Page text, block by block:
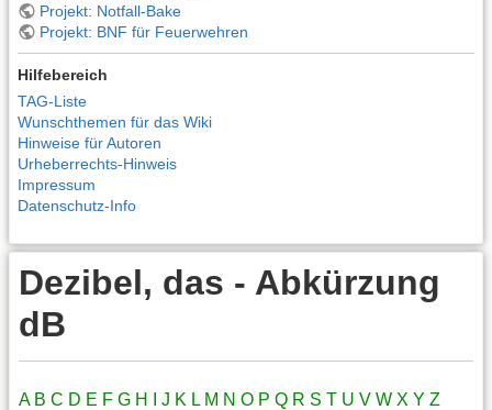
Projekt: Notfall-Bake
Projekt: BNF für Feuerwehren
Hilfebereich
TAG-Liste
Wunschthemen für das Wiki
Hinweise für Autoren
Urheberrechts-Hinweis
Impressum
Datenschutz-Info
Dezibel, das - Abkürzung
dB
A B C D E F G H J K L M N O P Q R S T U V W X Y Z